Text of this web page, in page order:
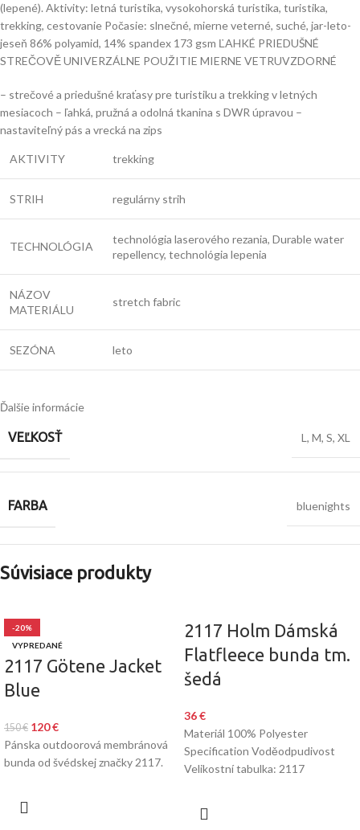
(lepené). Aktivity: letná turistika, vysokohorská turistika, turistika,
trekking, cestovanie Počasie: slnečné, mierne veterné, suché, jar-leto-
jeseň 86% polyamid, 14% spandex 173 gsm ĽAHKÉ PRIEDUŠNÉ
STREČOVĚ UNIVERZÁLNE POUŽITIE MIERNE VETRUVZDORNÉ
– strečové a priedušné kraťasy pre turistiku a trekking v letných
mesiacoch – ľahká, pružná a odolná tkanina s DWR úpravou –
nastaviteľný pás a vrecká na zips
AKTIVITY trekking
STRIH regulárny strih
TECHNOLÓGIA
technológia laserového rezania, Durable water
repellency, technológia lepenia
NÁZOV
MATERIÁLU
stretch fabric
SEZÓNA leto
Ďalšie informácie
VEĽKOSŤ L , M, S, XL
FARBA bluenights
Súvisiace produkty
-20%
VYPREDANÉ
2117 Götene Jacket
Blue
150€ 120€
Pánska outdoorová membránová
bunda od švédskej značky 2117.
2117 Holm Dámská
Flatfleece bunda tm.
šedá
36€
Materiál 100% Polyester
Specification Voděodpudivost
Velikostní tabulka: 2117